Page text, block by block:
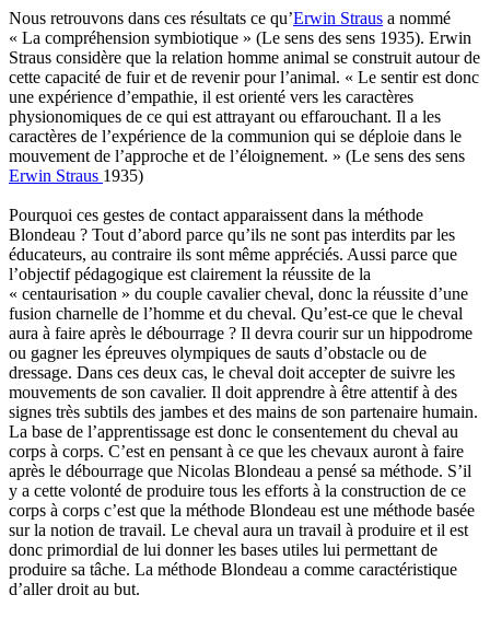
Nous retrouvons dans ces résultats ce qu’Erwin Straus a nommé
« La compréhension symbiotique » (Le sens des sens 1935). Erwin
Straus considère que la relation homme animal se construit autour de
cette capacité de fuir et de revenir pour l’animal. « Le sentir est donc
une expérience d’empathie, il est orienté vers les caractères
physionomiques de ce qui est attrayant ou effarouchant. Il a les
caractères de l’expérience de la communion qui se déploie dans le
mouvement de l’approche et de l’éloignement. » (Le sens des sens
Erwin Straus 1935)
Pourquoi ces gestes de contact apparaissent dans la méthode
Blondeau ? Tout d’abord parce qu’ils ne sont pas interdits par les
éducateurs, au contraire ils sont même appréciés. Aussi parce que
l’objectif pédagogique est clairement la réussite de la
« centaurisation » du couple cavalier cheval, donc la réussite d’une
fusion charnelle de l’homme et du cheval. Qu’est-ce que le cheval
aura à faire après le débourrage ? Il devra courir sur un hippodrome
ou gagner les épreuves olympiques de sauts d’obstacle ou de
dressage. Dans ces deux cas, le cheval doit accepter de suivre les
mouvements de son cavalier. Il doit apprendre à être attentif à des
signes très subtils des jambes et des mains de son partenaire humain.
La base de l’apprentissage est donc le consentement du cheval au
corps à corps. C’est en pensant à ce que les chevaux auront à faire
après le débourrage que Nicolas Blondeau a pensé sa méthode. S’il
y a cette volonté de produire tous les efforts à la construction de ce
corps à corps c’est que la méthode Blondeau est une méthode basée
sur la notion de travail. Le cheval aura un travail à produire et il est
donc primordial de lui donner les bases utiles lui permettant de
produire sa tâche. La méthode Blondeau a comme caractéristique
d’aller droit au but.